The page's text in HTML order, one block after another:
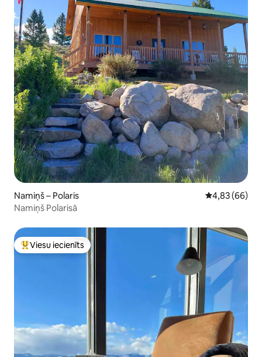
Namiņš – Polaris Vidējais
4,83 (66)
Namiņš Polarisā
Populārs viesu iecienīts mājoklis
Viesu iecienīts